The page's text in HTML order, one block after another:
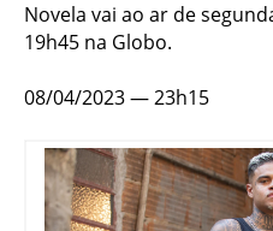
Novela vai ao ar de
19h45 na Globo.
08/04/2023 — 23h15